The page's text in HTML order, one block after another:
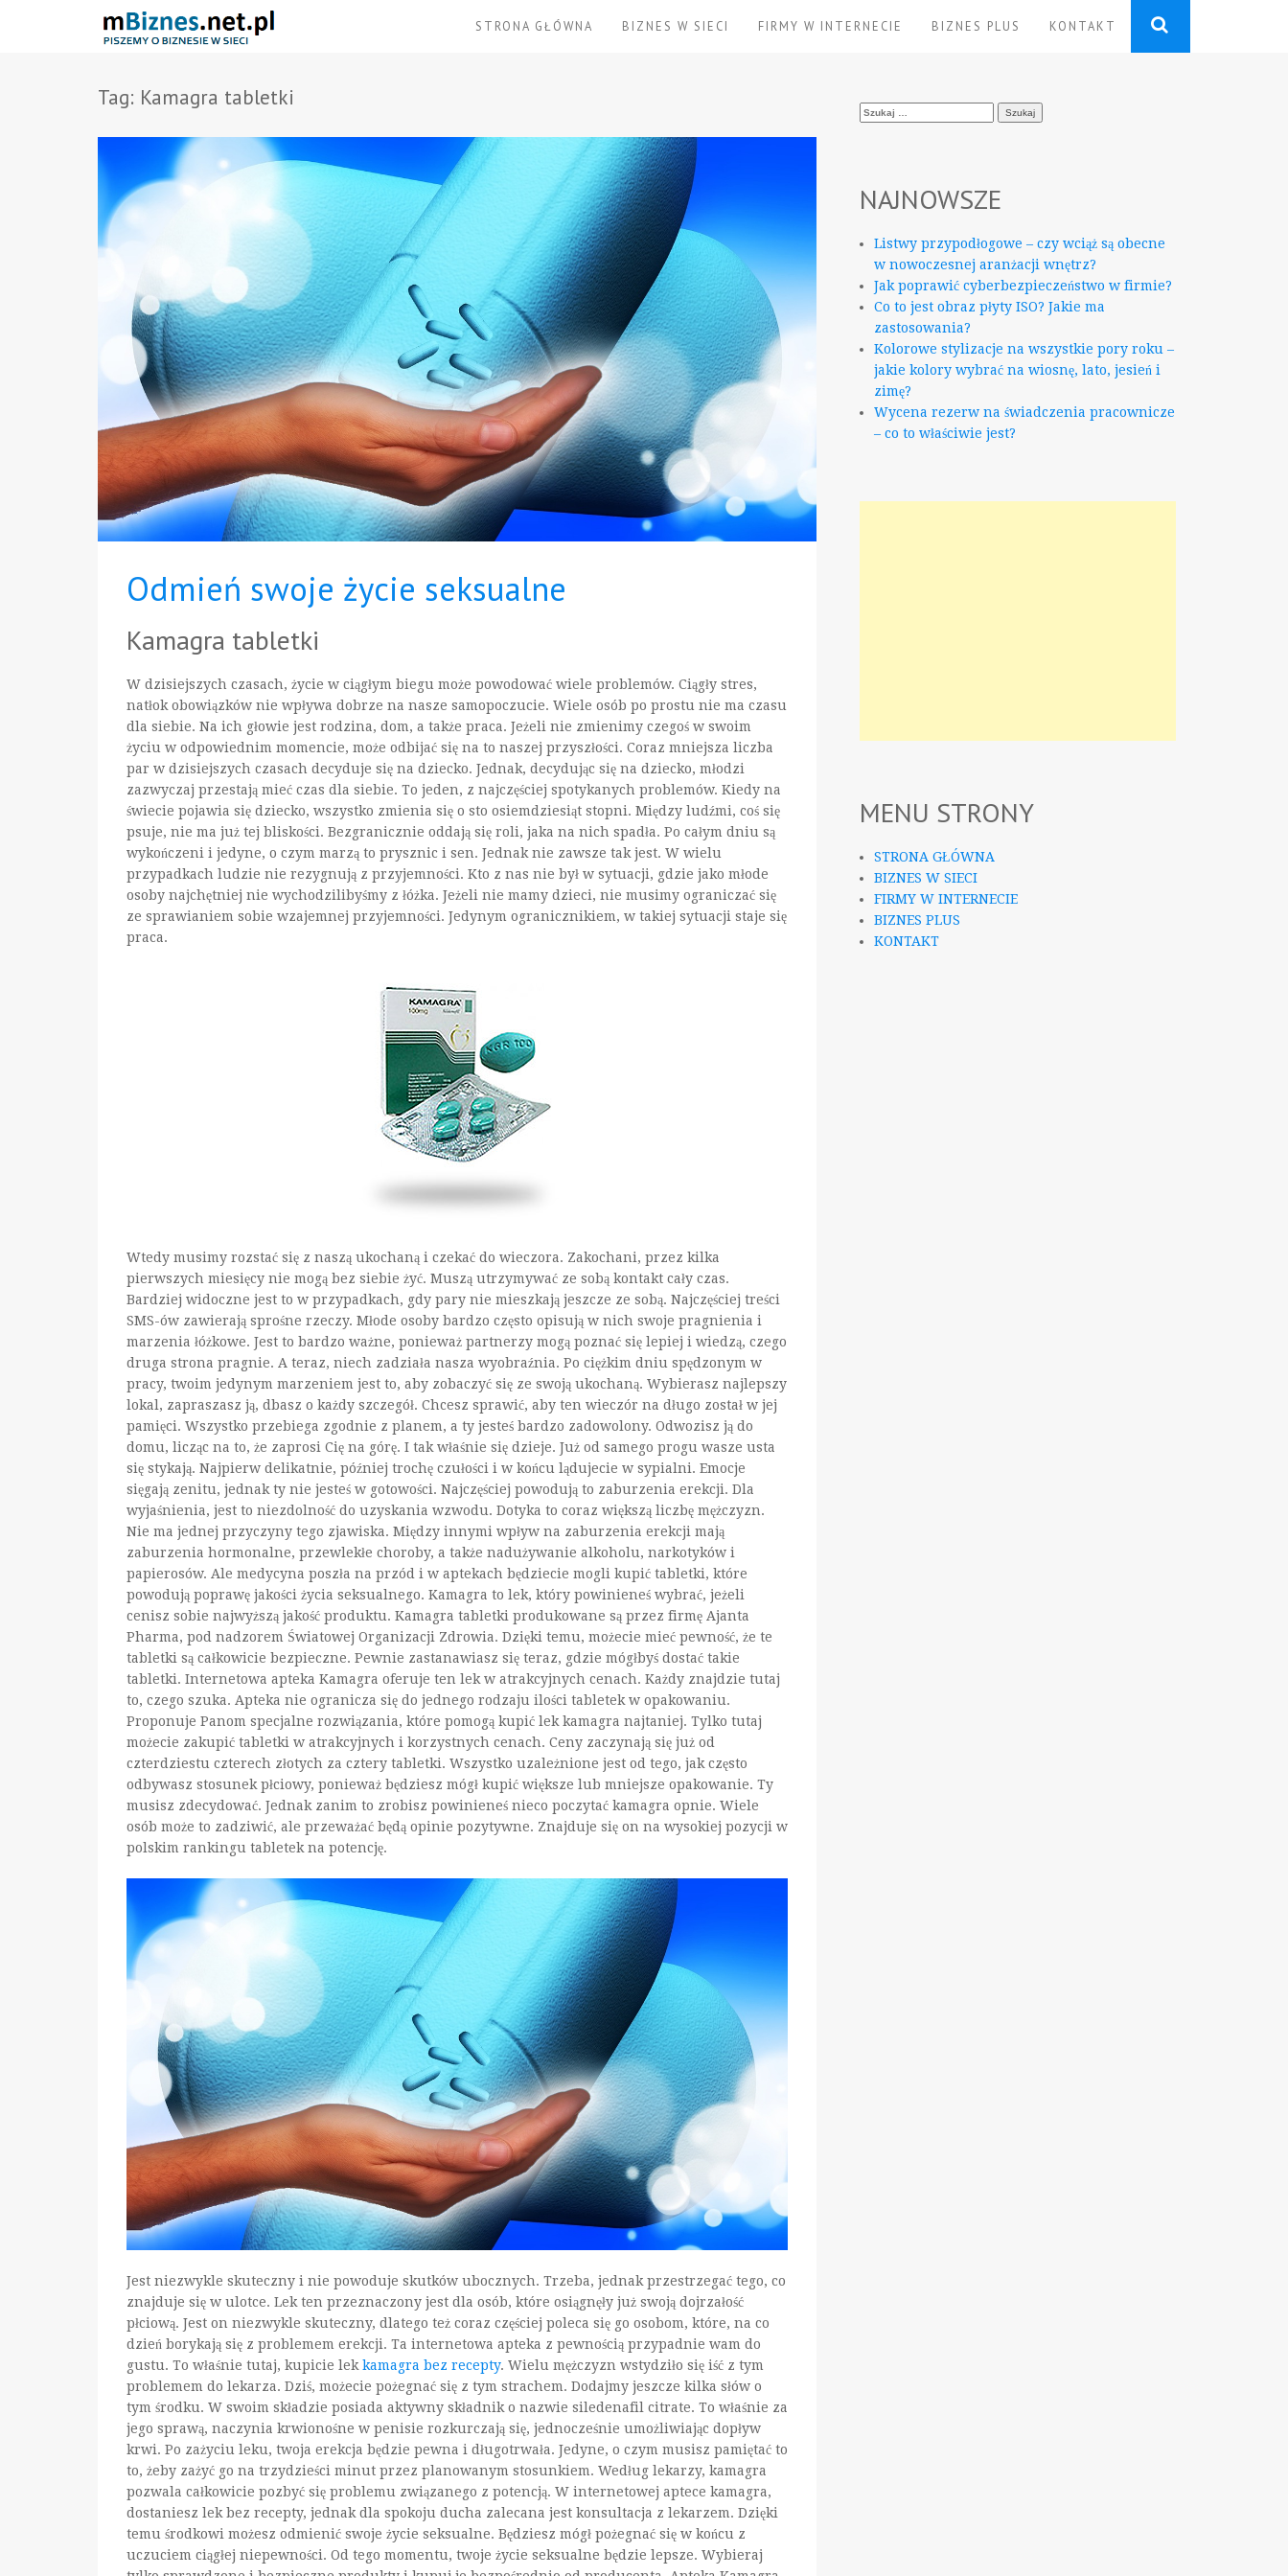
STRONA GŁÓWNA BIZNES W SIECI FIRMY W INTERNECIE BIZNES PLUS KONTAKT
Tag: Kamagra tabletki
Odmień swoje życie seksualne
Kamagra tabletki
W dzisiejszych czasach, życie w ciągłym biegu może powodować wiele problemów. Ciągły stres,
natłok obowiązków nie wpływa dobrze na nasze samopoczucie. Wiele osób po prostu nie ma czasu
dla siebie. Na ich głowie jest rodzina, dom, a także praca. Jeżeli nie zmienimy czegoś w swoim
życiu w odpowiednim momencie, może odbijać się na to naszej przyszłości. Coraz mniejsza liczba
par w dzisiejszych czasach decyduje się na dziecko. Jednak, decydując się na dziecko, młodzi
zazwyczaj przestają mieć czas dla siebie. To jeden, z najczęściej spotykanych problemów. Kiedy na
świecie pojawia się dziecko, wszystko zmienia się o sto osiemdziesiąt stopni. Między ludźmi, coś się
psuje, nie ma już tej bliskości. Bezgranicznie oddają się roli, jaka na nich spadła. Po całym dniu są
wykończeni i jedyne, o czym marzą to prysznic i sen. Jednak nie zawsze tak jest. W wielu
przypadkach ludzie nie rezygnują z przyjemności. Kto z nas nie był w sytuacji, gdzie jako młode
osoby najchętniej nie wychodzilibyśmy z łóżka. Jeżeli nie mamy dzieci, nie musimy ograniczać się
ze sprawianiem sobie wzajemnej przyjemności. Jedynym ogranicznikiem, w takiej sytuacji staje się
praca.
Wtedy musimy rozstać się z naszą ukochaną i czekać do wieczora. Zakochani, przez kilka
pierwszych miesięcy nie mogą bez siebie żyć. Muszą utrzymywać ze sobą kontakt cały czas.
Bardziej widoczne jest to w przypadkach, gdy pary nie mieszkają jeszcze ze sobą. Najczęściej treści
SMS-ów zawierają sprośne rzeczy. Młode osoby bardzo często opisują w nich swoje pragnienia i
marzenia łóżkowe. Jest to bardzo ważne, ponieważ partnerzy mogą poznać się lepiej i wiedzą, czego
druga strona pragnie. A teraz, niech zadziała nasza wyobraźnia. Po ciężkim dniu spędzonym w
pracy, twoim jedynym marzeniem jest to, aby zobaczyć się ze swoją ukochaną. Wybierasz najlepszy
lokal, zapraszasz ją, dbasz o każdy szczegół. Chcesz sprawić, aby ten wieczór na długo został w jej
pamięci. Wszystko przebiega zgodnie z planem, a ty jesteś bardzo zadowolony. Odwozisz ją do
domu, licząc na to, że zaprosi Cię na górę. I tak właśnie się dzieje. Już od samego progu wasze usta
się stykają. Najpierw delikatnie, później trochę czułości i w końcu lądujecie w sypialni. Emocje
sięgają zenitu, jednak ty nie jesteś w gotowości. Najczęściej powodują to zaburzenia erekcji. Dla
wyjaśnienia, jest to niezdolność do uzyskania wzwodu. Dotyka to coraz większą liczbę mężczyzn.
Nie ma jednej przyczyny tego zjawiska. Między innymi wpływ na zaburzenia erekcji mają
zaburzenia hormonalne, przewlekłe choroby, a także nadużywanie alkoholu, narkotyków i
papierosów. Ale medycyna poszła na przód i w aptekach będziecie mogli kupić tabletki, które
powodują poprawę jakości życia seksualnego. Kamagra to lek, który powinieneś wybrać, jeżeli
cenisz sobie najwyższą jakość produktu. Kamagra tabletki produkowane są przez firmę Ajanta
Pharma, pod nadzorem Światowej Organizacji Zdrowia. Dzięki temu, możecie mieć pewność, że te
tabletki są całkowicie bezpieczne. Pewnie zastanawiasz się teraz, gdzie mógłbyś dostać takie
tabletki. Internetowa apteka Kamagra oferuje ten lek w atrakcyjnych cenach. Każdy znajdzie tutaj
to, czego szuka. Apteka nie ogranicza się do jednego rodzaju ilości tabletek w opakowaniu.
Proponuje Panom specjalne rozwiązania, które pomogą kupić lek kamagra najtaniej. Tylko tutaj
możecie zakupić tabletki w atrakcyjnych i korzystnych cenach. Ceny zaczynają się już od
czterdziestu czterech złotych za cztery tabletki. Wszystko uzależnione jest od tego, jak często
odbywasz stosunek płciowy, ponieważ będziesz mógł kupić większe lub mniejsze opakowanie. Ty
musisz zdecydować. Jednak zanim to zrobisz powinieneś nieco poczytać kamagra opnie. Wiele
osób może to zadziwić, ale przeważać będą opinie pozytywne. Znajduje się on na wysokiej pozycji w
polskim rankingu tabletek na potencję.
Jest niezwykle skuteczny i nie powoduje skutków ubocznych. Trzeba, jednak przestrzegać tego, co
znajduje się w ulotce. Lek ten przeznaczony jest dla osób, które osiągnęły już swoją dojrzałość
płciową. Jest on niezwykle skuteczny, dlatego też coraz częściej poleca się go osobom, które, na co
dzień borykają się z problemem erekcji. Ta internetowa apteka z pewnością przypadnie wam do
gustu. To właśnie tutaj, kupicie lek kamagra bez recepty. Wielu mężczyzn wstydziło się iść z tym
problemem do lekarza. Dziś, możecie pożegnać się z tym strachem. Dodajmy jeszcze kilka słów o
tym środku. W swoim składzie posiada aktywny składnik o nazwie siledenafil citrate. To właśnie za
jego sprawą, naczynia krwionośne w penisie rozkurczają się, jednocześnie umożliwiając dopływ
krwi. Po zażyciu leku, twoja erekcja będzie pewna i długotrwała. Jedyne, o czym musisz pamiętać to
to, żeby zażyć go na trzydzieści minut przez planowanym stosunkiem. Według lekarzy, kamagra
pozwala całkowicie pozbyć się problemu związanego z potencją. W internetowej aptece kamagra,
dostaniesz lek bez recepty, jednak dla spokoju ducha zalecana jest konsultacja z lekarzem. Dzięki
temu środkowi możesz odmienić swoje życie seksualne. Będziesz mógł pożegnać się w końcu z
uczuciem ciągłej niepewności. Od tego momentu, twoje życie seksualne będzie lepsze. Wybieraj
Szukaj:
NAJNOWSZE
Listwy przypodłogowe – czy wciąż są obecne
w nowoczesnej aranżacji wnętrz?
Jak poprawić cyberbezpieczeństwo w firmie?
Co to jest obraz płyty ISO? Jakie ma
zastosowania?
Kolorowe stylizacje na wszystkie pory roku –
jakie kolory wybrać na wiosnę, lato, jesień i
zimę?
Wycena rezerw na świadczenia pracownicze
– co to właściwie jest?
MENU STRONY
STRONA GŁÓWNA
BIZNES W SIECI
FIRMY W INTERNECIE
BIZNES PLUS
KONTAKT